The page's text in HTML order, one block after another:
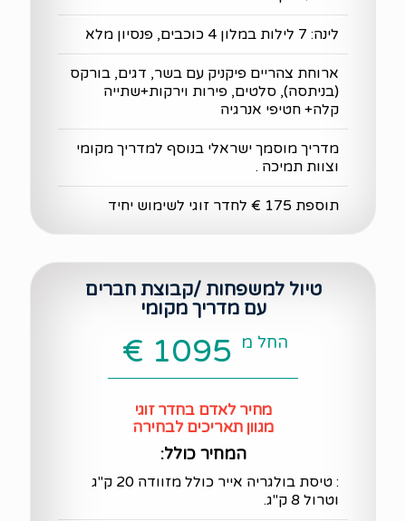
לינה: 7 לילות במלון 4 כוכבים, פנסיון מלא
ארוחת צהריים פיקניק עם בשר, דגים, בורקס
(בניתסה), סלטים, פירות וירקות+שתייה
קלה+ חטיפי אנרגיה
מדריך מוסמך ישראלי בנוסף למדריך מקומי
וצוות תמיכה .
תוספת 175 € לחדר זוגי לשימוש יחיד
טיול למשפחות /קבוצת חברים
עם מדריך מקומי
החל מ 1095 €
מחיר לאדם בחדר זוגי
מגוון תאריכים לבחירה
המחיר כולל:
: טיסת בולגריה אייר כולל מזוודה 20 ק"ג
וטרול 8 ק"ג.